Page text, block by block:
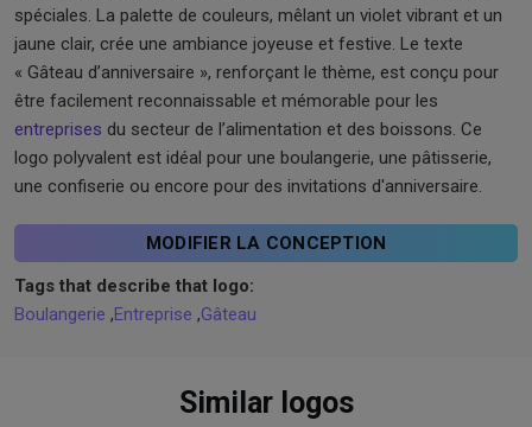
spéciales. La palette de couleurs, mêlant un violet vibrant et un
jaune clair, crée une ambiance joyeuse et festive. Le texte
« Gâteau d’anniversaire », renforçant le thème, est conçu pour
être facilement reconnaissable et mémorable pour les
entreprises du secteur de l’alimentation et des boissons. Ce
logo polyvalent est idéal pour une boulangerie, une pâtisserie,
une confiserie ou encore pour des invitations d'anniversaire.
MODIFIER LA CONCEPTION
Tags that describe that logo:
Boulangerie ,Entreprise ,Gâteau
Similar logos